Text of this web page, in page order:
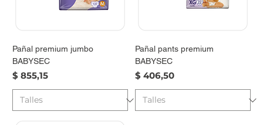
Pañal premium jumbo
BABYSEC
Precio
$ 855,15
Pañal pants premium
BABYSEC
Precio
$ 406,50